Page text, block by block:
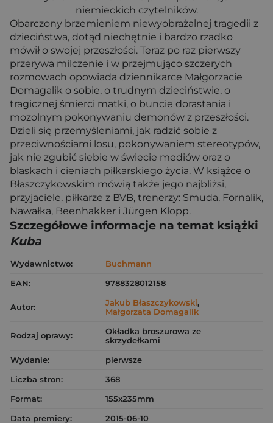
niemieckich czytelników.
Obarczony brzemieniem niewyobrażalnej tragedii z
dzieciństwa, dotąd niechętnie i bardzo rzadko
mówił o swojej przeszłości. Teraz po raz pierwszy
przerywa milczenie i w przejmująco szczerych
rozmowach opowiada dziennikarce Małgorzacie
Domagalik o sobie, o trudnym dzieciństwie, o
tragicznej śmierci matki, o buncie dorastania i
mozolnym pokonywaniu demonów z przeszłości.
Dzieli się przemyśleniami, jak radzić sobie z
przeciwnościami losu, pokonywaniem stereotypów,
jak nie zgubić siebie w świecie mediów oraz o
blaskach i cieniach piłkarskiego życia. W książce o
Błaszczykowskim mówią także jego najbliżsi,
przyjaciele, piłkarze z BVB, trenerzy: Smuda, Fornalik,
Nawałka, Beenhakker i Jürgen Klopp.
Szczegółowe informacje na temat książki
Kuba
Wydawnictwo:
Buchmann
EAN:
9788328012158
Autor: Jakub Błaszczykowski,
Małgorzata Domagalik
Rodzaj oprawy:
Okładka broszurowa ze
skrzydełkami
Wydanie:
pierwsze
Liczba stron:
368
Format:
155x235mm
Data premiery:
2015-06-10